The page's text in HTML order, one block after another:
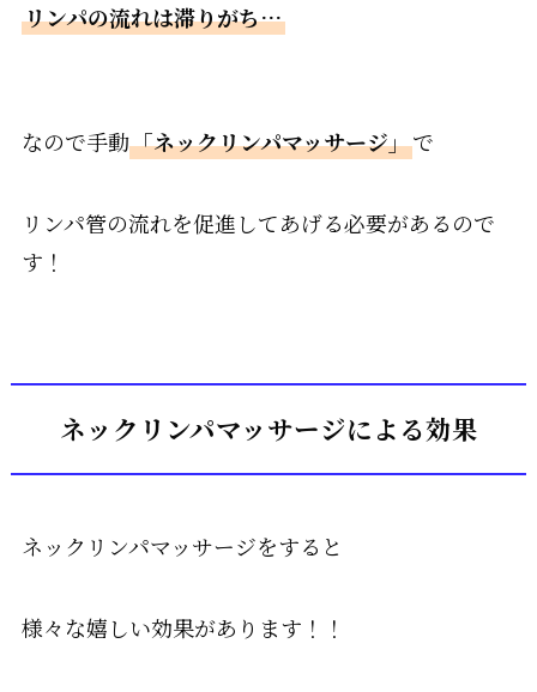
リンパの流れは滞りがち…
なので手動「ネックリンパマッサージ」で
リンパ管の流れを促進してあげる必要があるので
す！
ネックリンパマッサージによる効果
ネックリンパマッサージをすると
様々な嬉しい効果があります！！